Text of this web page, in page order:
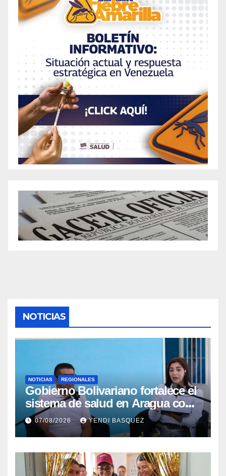
NOTICIAS
NOTICIAS REGIONALES
Gobierno Bolivariano fortalece el
sistema de salud en Aragua con
la reinauguración del CDI La
Mora
07/08/2026 YENDI BASQUEZ